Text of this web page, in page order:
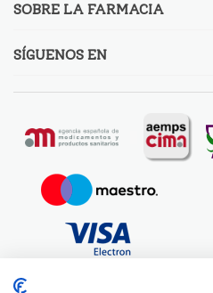
SOBRE LA FARMACIA
SÍGUENOS EN